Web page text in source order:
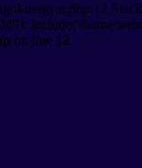
magyar.php:12
include('/home/
on line 12